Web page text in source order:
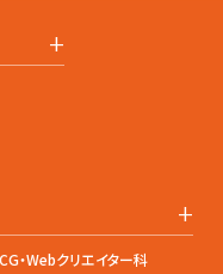
+
+
・Webクリエイター科